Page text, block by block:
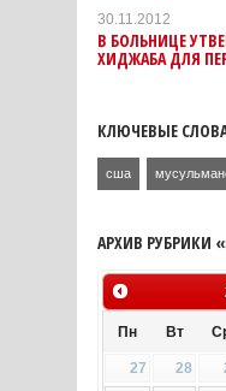
30.11.2012
В БОЛЬНИЦЕ
ХИДЖАБА ДЛЯ
КЛЮЧЕВЫЕ
сша
АРХИВ РУБРИКИ
Пн Вт
27 28